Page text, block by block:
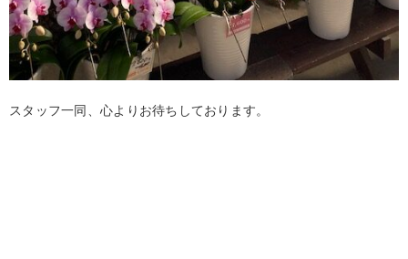
スタッフ一同、心よりお待ちしております。